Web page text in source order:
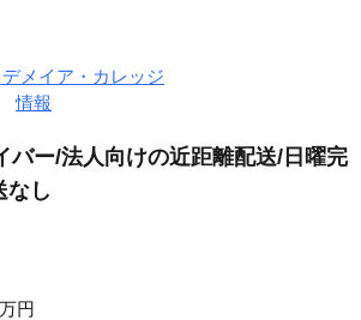
メイア・カレッジ
情報
バー/法人向けの近距離配送/日曜完
なし
円